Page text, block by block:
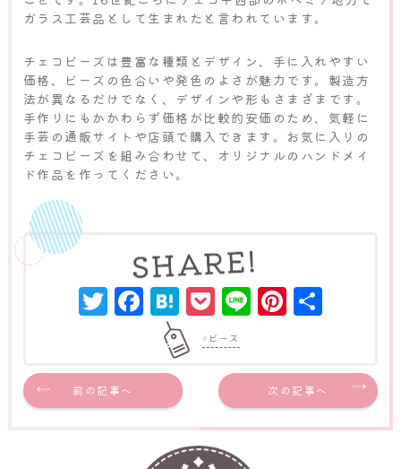
ガラス工芸品として生まれたと言われています。
チェコビーズは豊富な種類とデザイン、手に入れやすい
価格、ビーズの色合いや発色のよさが魅力です。製造方
法が異なるだけでなく、デザインや形もさまざまです。
手作りにもかかわらず価格が比較的安価のため、気軽に
手芸の通販サイトや店頭で購入できます。お気に入りの
チェコビーズを組み合わせて、オリジナルのハンドメイ
ド作品を作ってください。
Twitter
Facebook
Hatena
Pocket
Line
ビーズ
前の記事へ 次の記事へ